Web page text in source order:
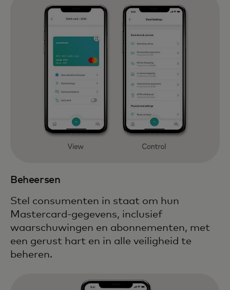
Beheersen
Stel consumenten in staat om hun
Mastercard-gegevens, inclusief
waarschuwingen en abonnementen, met
een gerust hart en in alle veiligheid te
beheren.